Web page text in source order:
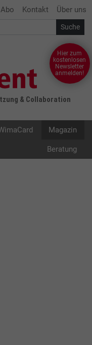
Abo Kontakt Über uns
& Collaboration
Hier zum
kostenlosen
Newsletter
anmelden!
Magazin
Beratung